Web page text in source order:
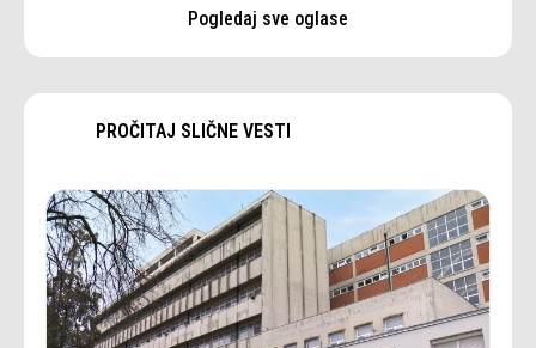
Pogledaj sve oglase
PROČITAJ SLIČNE VESTI